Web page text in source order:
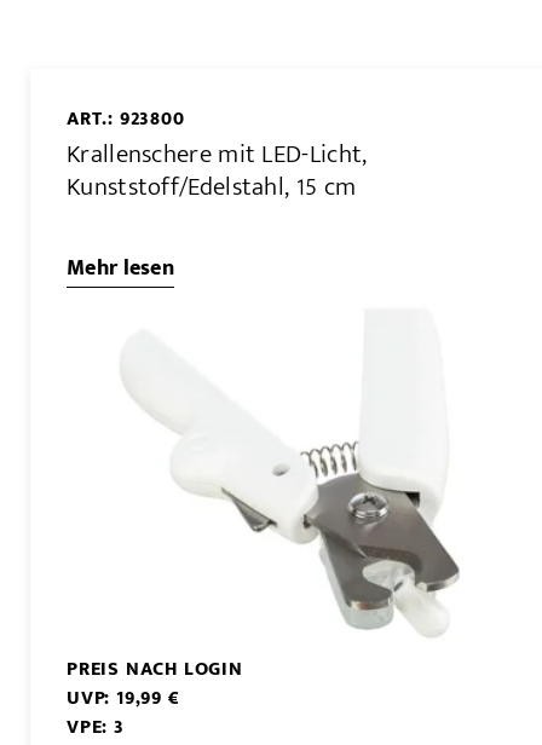
ART.: 923800
Krallenschere mit LED-Licht,
Kunststoff/Edelstahl, 15 cm
Mehr lesen
PREIS NACH LOGIN
UVP: 19,99 €
VPE: 3